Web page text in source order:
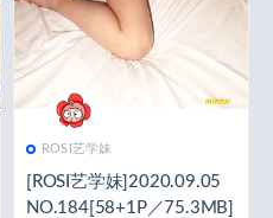
ROSI艺学妹
[ROSI艺学妹]2020.09.05
NO.184[58+1P／75.3MB]